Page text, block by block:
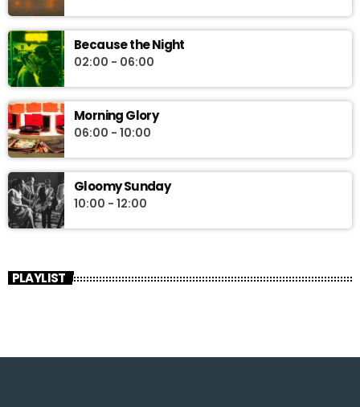
Because the Night
02:00 - 06:00
Morning Glory
06:00 - 10:00
Gloomy Sunday
10:00 - 12:00
PLAYLIST